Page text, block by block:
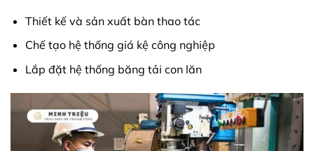
Thiết kế và sản xuất bàn thao tác
Chế tạo hệ thống giá kệ công nghiệp
Lắp đặt hệ thống băng tải con lăn